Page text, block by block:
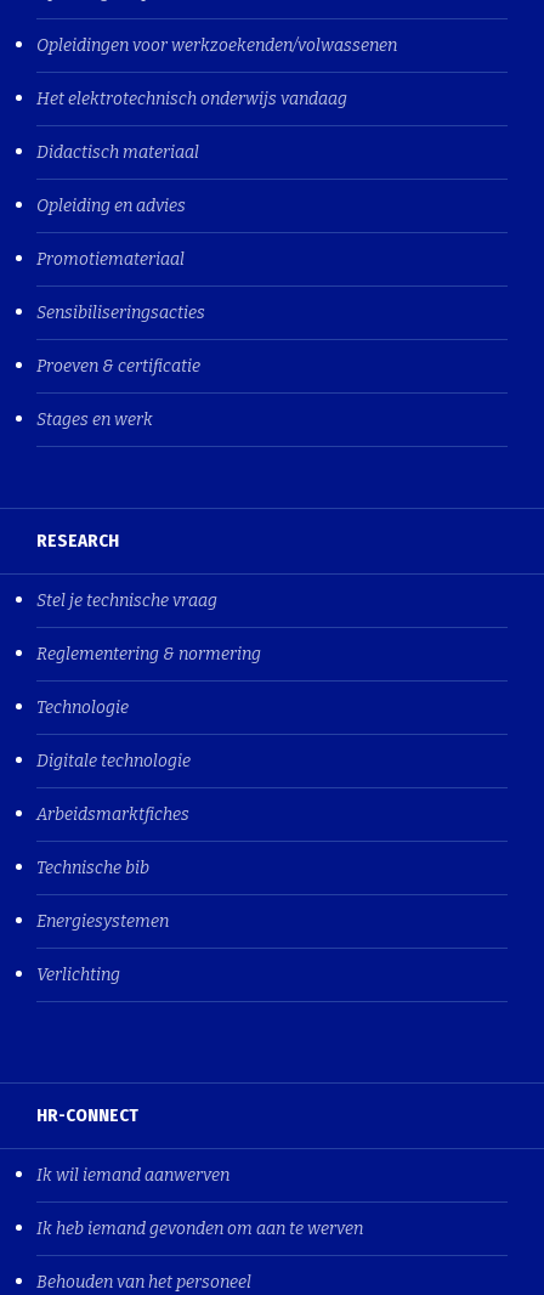
Opleidingen voor werkzoekenden/volwassenen
Het elektrotechnisch onderwijs vandaag
Didactisch materiaal
Opleiding en advies
Promotiemateriaal
Sensibiliseringsacties
Proeven & certificatie
Stages en werk
RESEARCH
Stel je technische vraag
Reglementering & normering
Technologie
Digitale technologie
Arbeidsmarktfiches
Technische bib
Energiesystemen
Verlichting
HR-CONNECT
Ik wil iemand aanwerven
Ik heb iemand gevonden om aan te werven
Behouden van het personeel